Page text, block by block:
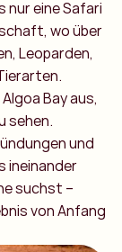
nur eine Safari
wo über
Leoparden,
Bay aus,
sehen.
und
ineinander
suchst –
von Anfang